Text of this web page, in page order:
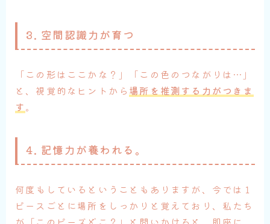
3. 空間認識力が育つ
「この形はここかな？」「この色のつながりは…」
と、視覚的なヒントから 場所を推測する力がつきま
す。
4. 記憶力が養われる。
何度もしているということもありますが、今では１
ピースごとに場所をしっかりと覚えており、私たち